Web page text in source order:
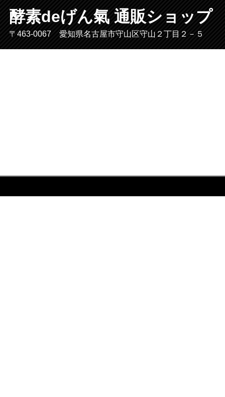
酵素deげん氣 通販ショップ
〒463-0067 愛知県名古屋市守山区守山２丁目２－５